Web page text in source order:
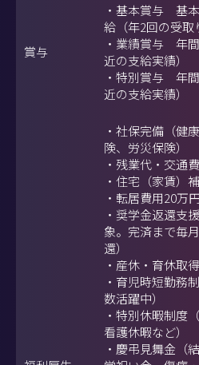
賞与
・基本賞与 基
給（年2回の受取
・業績賞与 年
近の支給実績）
・特別賞与 年
近の支給実績）
・社保完備（健
険、労災保険）
・残業代・交
・住宅（家賃
・転居費用20
・奨学金返還支
象。完済まで毎
還）
・産休・育休取
・育児時短勤務
数活躍中）
・特別休暇制度
看護休暇など）
・慶弔見舞金（